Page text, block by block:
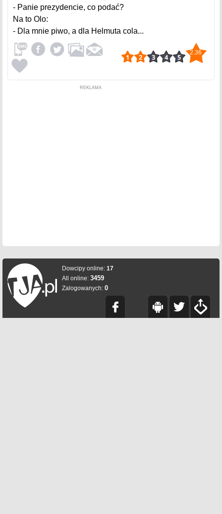
- Panie prezydencie, co podać?
Na to Olo:
- Dla mnie piwo, a dla Helmuta cola...
2.36
REKLAMA
Dowcipy online: 17
All online: 3459
Zalogowanych: 0